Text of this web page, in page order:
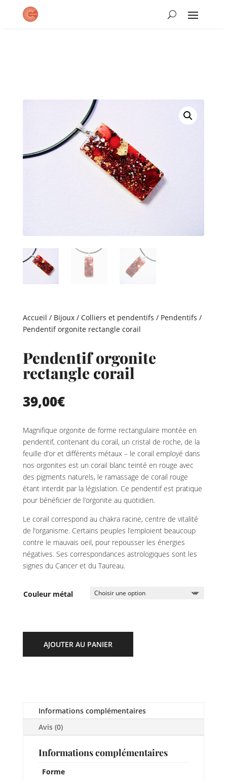
Accueil / Bijoux/ Colliers et pendentifs / Pendentifs /
Pendentif orgonite rectangle corail
Pendentif orgonite
rectangle corail
39,00€
Magnifique orgonite de forme rectangulaire montée en
pendentif, contenant du corail, un cristal de roche, de la
feuille d’or et différents métaux – le corail employé dans
nos orgonites est un corail blanc teinté en rouge avec
des pigments naturels, le ramassage de corail rouge
étant interdit par la législation. Ce pendentif est pratique
pour bénéficier de l’orgonite au quotidien.
Le corail correspond au chakra racine, centre de vitalité
de l’organisme. Certains peuples l’emploient beaucoup
contre le mauvais oeil, pour repousser les énergies
négatives. Ses correspondances astrologiques sont les
signes du Cancer et du Taureau.
Couleur métal
AJOUTER AU PANIER
Informations complémentaires
Avis (0)
Informations complémentaires
Forme